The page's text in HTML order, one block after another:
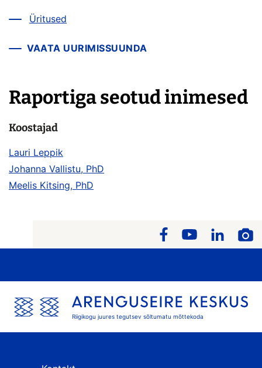
Üritused
VAATA UURIMISSUUNDA
Raportiga seotud inimesed
Koostajad
Lauri Leppik
Johanna Vallistu, PhD
Meelis Kitsing, PhD
Riigikogu juures tegutsev sõltumatu mõttekoda